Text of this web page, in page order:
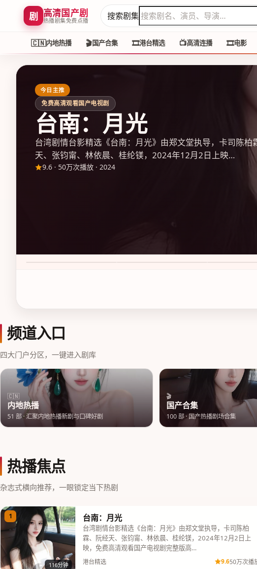
剧 高清国产剧
热播剧集免费点播 搜索剧集
🇨🇳内地热播 🎬国产合集 🎞️港台精选 📺高清连播 🎞️电影
今日主推
免费高清观看国产电视剧
台南：月光
台湾剧情台影精选《台南：月光》由郑文堂执导，卡司陈柏
天、张钧甯、林依晨、桂纶镁，2024年12月2日上映…
9.6 · 50万次播放 · 2024
9.1·50万次播放 7.6·50万次播放 8.8·50万次播放
频道入口
四大门户分区，一键进入剧库
🇨🇳
内地热播
51 部 ·汇聚内地热播新剧与口碑好剧
🎬
国产合集
100部 ·国产热播剧场合集
热播焦点
杂志式横向推荐，一眼锁定当下热剧
1
116分钟
台南：月光
台湾剧情台影精选《台南：月光》由郑文堂执导，卡司陈柏
霖、阮经天、张钧甯、林依晨、桂纶镁，2024年12月2日上
映，免费高清观看国产电视剧完整版高…
港台精选 9.650万次播